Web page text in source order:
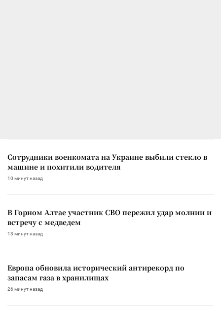
Сотрудники военкомата на Украине выбили стекло в
машине и похитили водителя
10 минут назад
В Горном Алтае участник СВО пережил удар молнии и
встречу с медведем
13 минут назад
Европа обновила исторический антирекорд по
запасам газа в хранилищах
26 минут назад